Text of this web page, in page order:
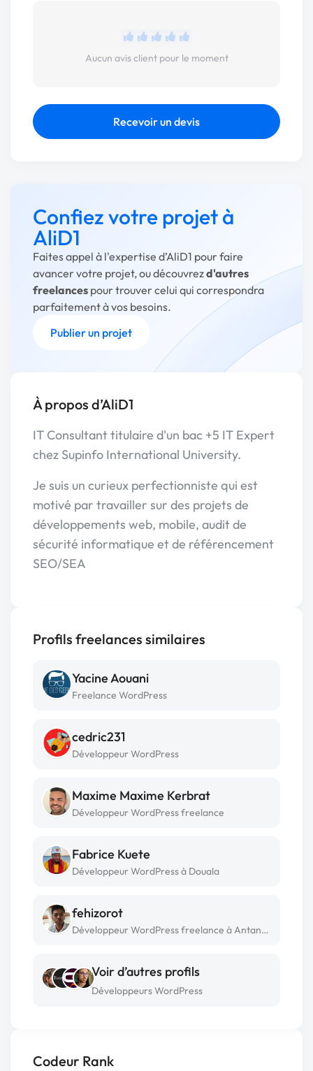
Aucun avis client pour le moment
Recevoir un devis
Codeur Rank
Confiez votre projet à
AliD1
Faites appel à l'expertise d’AliD1 pour faire
avancer votre projet, ou découvrezd'autres
freelances pour trouver celui qui correspondra
parfaitement à vos besoins.
Publier un projet
À propos d’AliD1
IT Consultant titulaire d'un bac +5 IT Expert
chez Supinfo International University.
Je suis un curieux perfectionniste qui est
motivé par travailler sur des projets de
développements web, mobile, audit de
sécurité informatique et de référencement
SEO/SEA
Profils freelances similaires
Yacine Aouani
Freelance WordPress
cedric231
Développeur WordPress
Maxime Maxime Kerbrat
Développeur WordPress freelance
Fabrice Kuete
Développeur WordPress à Douala
fehizorot
Développeur WordPress freelance à Antananarivo
Voir d’autres profils
Développeurs WordPress